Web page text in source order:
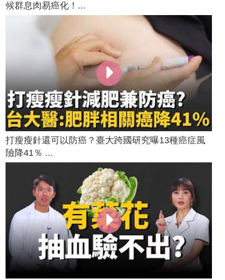
候群息肉易癌化！...
打瘦瘦針還可以防癌？臺大跨國研究曝13種癌症風
險降41％ ...